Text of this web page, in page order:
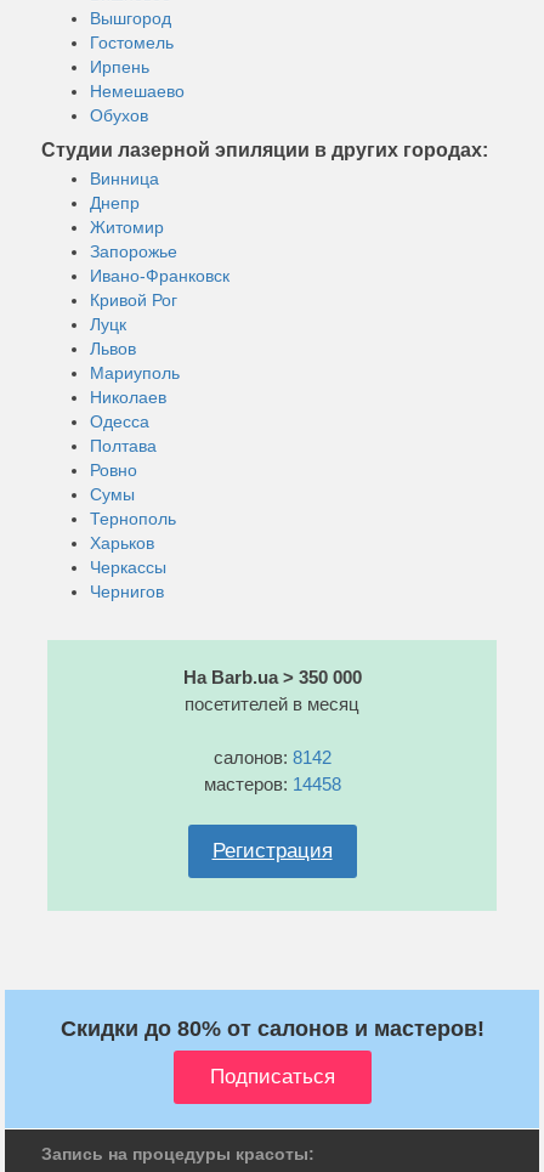
Вышгород
Гостомель
Ирпень
Немешаево
Обухов
Студии лазерной эпиляции в других городах:
Винница
Днепр
Житомир
Запорожье
Ивано-Франковск
Кривой Рог
Луцк
Львов
Мариуполь
Николаев
Одесса
Полтава
Ровно
Сумы
Тернополь
Харьков
Черкассы
Чернигов
На Barb.ua > 350 000
посетителей в месяц
салонов: 8142
мастеров: 14458
Регистрация
Скидки до 80% от салонов и мастеров!
Запись на процедуры красоты: